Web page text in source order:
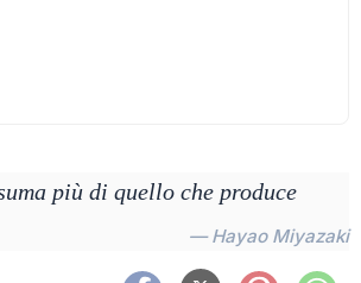
più di quello che produce
— Hayao Miyazaki